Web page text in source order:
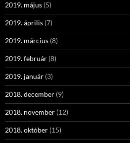
2019. május (5)
2019. április (7)
2019. március (8)
2019. február (8)
2019. január (3)
2018. december (9)
2018. november (12)
2018. október (15)